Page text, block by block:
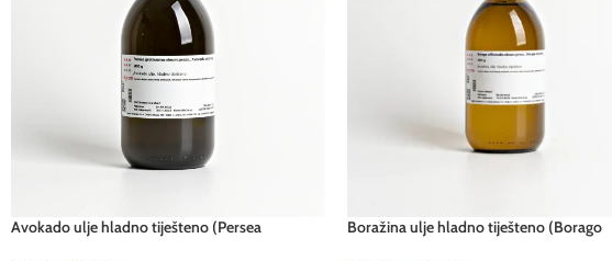
Avokado ulje hladno tiješteno (Persea
Boražina ulje hladno tiješteno (Borago